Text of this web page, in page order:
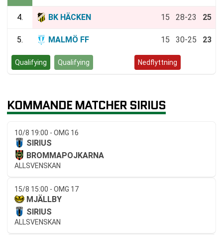
4. BK HÄCKEN 15 28-23 25
5. MALMÖ FF 15 30-25 23
Qualifying Qualifying Nedflyttning
KOMMANDE MATCHER SIRIUS
10/8 19:00 - OMG 16
SIRIUS
BROMMAPOJKARNA
ALLSVENSKAN
15/8 15:00 - OMG 17
MJÄLLBY
SIRIUS
ALLSVENSKAN